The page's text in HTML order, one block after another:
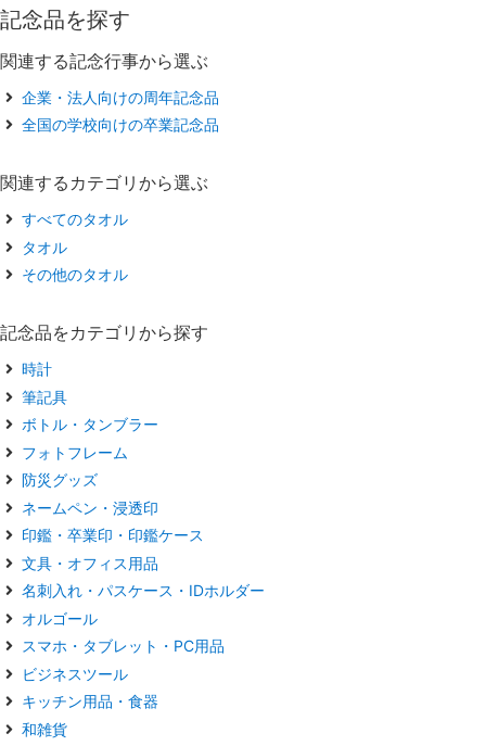
記念品を探す
関連する記念行事から選ぶ
企業・法人向けの周年記念品
全国の学校向けの卒業記念品
関連するカテゴリから選ぶ
すべてのタオル
タオル
その他のタオル
記念品をカテゴリから探す
時計
筆記具
ボトル・タンブラー
フォトフレーム
防災グッズ
ネームペン・浸透印
印鑑・卒業印・印鑑ケース
文具・オフィス用品
名刺入れ・パスケース・IDホルダー
オルゴール
スマホ・タブレット・PC用品
ビジネスツール
キッチン用品・食器
和雑貨